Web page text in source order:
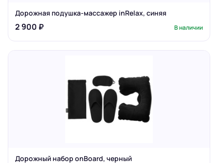
Дорожная подушка-массажер inRelax, синяя
2 900 ₽ В наличии
Дорожный набор onBoard, черный